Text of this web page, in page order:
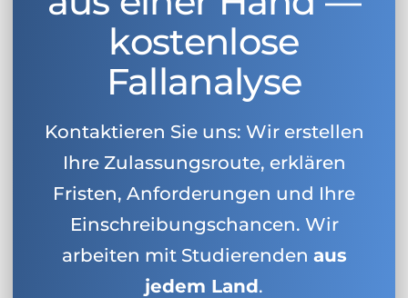
kostenlose
Fallanalyse
Kontaktieren Sie uns: Wir erstellen
Ihre Zulassungsroute, erklären
Fristen, Anforderungen und Ihre
Einschreibungschancen. Wir
arbeiten mit Studierenden aus
jedem Land.